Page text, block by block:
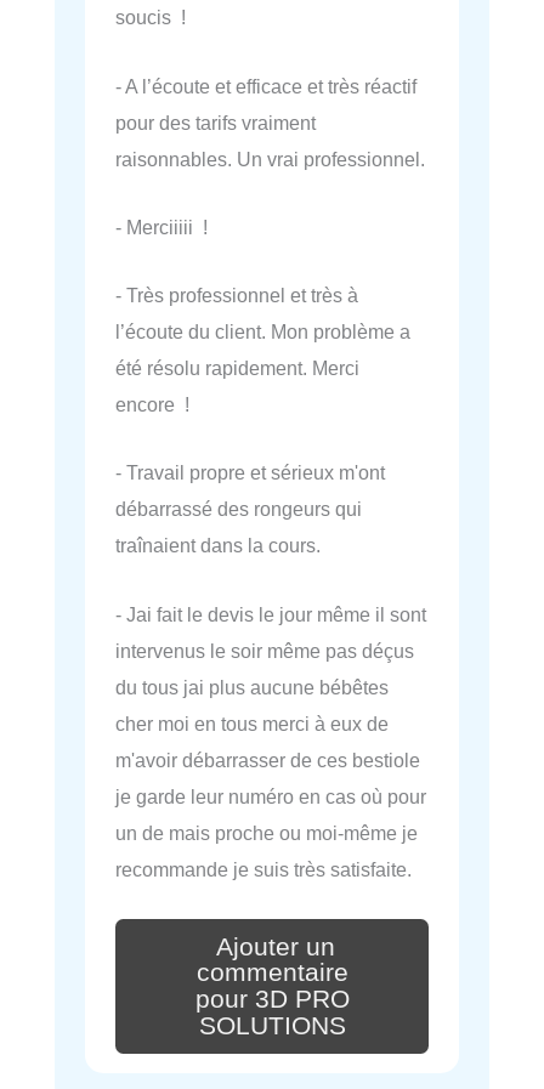
soucis !
- A l’écoute et efficace et très réactif
pour des tarifs vraiment
raisonnables. Un vrai professionnel.
- Merciiiii !
- Très professionnel et très à
l’écoute du client. Mon problème a
été résolu rapidement. Merci
encore !
- Travail propre et sérieux m'ont
débarrassé des rongeurs qui
traînaient dans la cours.
- Jai fait le devis le jour même il sont
intervenus le soir même pas déçus
du tous jai plus aucune bébêtes
cher moi en tous merci à eux de
m'avoir débarrasser de ces bestiole
je garde leur numéro en cas où pour
un de mais proche ou moi-même je
recommande je suis très satisfaite.
Ajouter un
commentaire
pour 3D PRO
SOLUTIONS